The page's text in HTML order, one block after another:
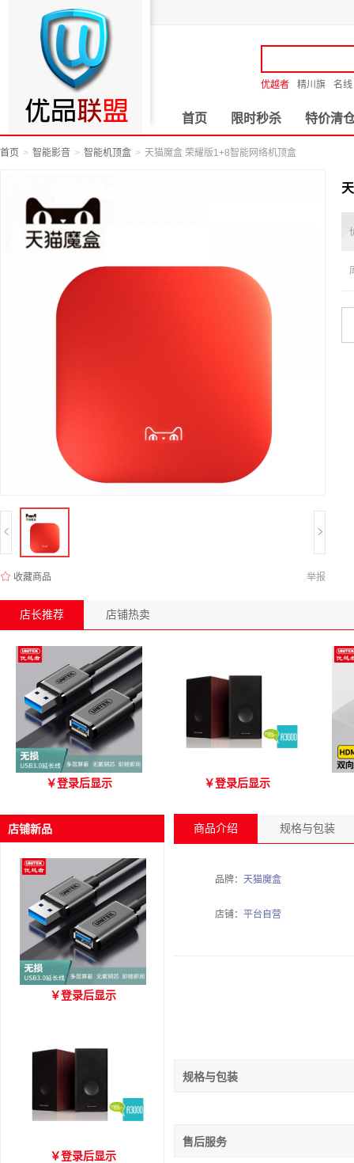
优越者 精川旗 名线
首页 限时秒杀 特价清
首页 智能影音 智能机顶盒 天猫魔盒 荣耀版1+8智能网络机顶盒
收藏商品 举报
店长推荐 店铺热卖
优越者Y-C479国标无氧铜
￥登录后显示 爱琴海 A3000 木质音箱
￥登录后显示
店铺新品
优越者Y-C479国标无氧铜
￥登录后显示
爱琴海 A3000 木质音箱
￥登录后显示
商品介绍 规格与包装
品牌： 天猫魔盒
店铺： 平台自营
规格与包装
售后服务